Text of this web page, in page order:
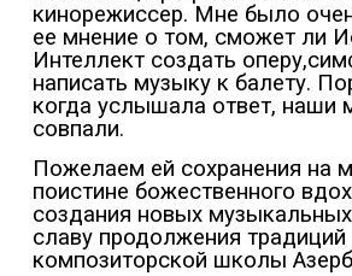
кинорежиссер. Мне было
ее мнение о том, сможет ли
Интеллект создать
написать музыку к балету.
когда услышала ответ, наши
совпали.
Пожелаем ей сохранения на
поистине божественного
создания новых
славу продолжения традиций
композиторской школы